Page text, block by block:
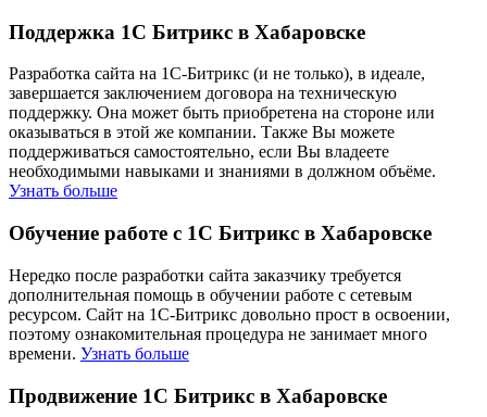
Поддержка 1С Битрикс в Хабаровске
Разработка сайта на 1С-Битрикс (и не только), в идеале,
завершается заключением договора на техническую
поддержку. Она может быть приобретена на стороне или
оказываться в этой же компании. Также Вы можете
поддерживаться самостоятельно, если Вы владеете
необходимыми навыками и знаниями в должном объёме.
Узнать больше
Обучение работе с 1С Битрикс в Хабаровске
Нередко после разработки сайта заказчику требуется
дополнительная помощь в обучении работе с сетевым
ресурсом. Сайт на 1С-Битрикс довольно прост в освоении,
поэтому ознакомительная процедура не занимает много
времени. Узнать больше
Продвижение 1С Битрикс в Хабаровске